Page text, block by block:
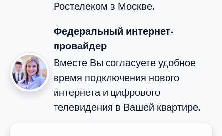
Ростелеком в Москве.
Федеральный интернет-
провайдер
Вместе Вы согласуете удобное
время подключения нового
интернета и цифрового
телевидения в Вашей квартире.